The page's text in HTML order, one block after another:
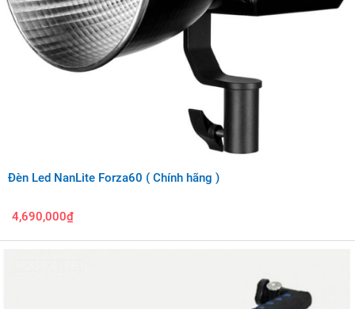
Đèn Led NanLite Forza60 ( Chính hãng )
4,690,000₫